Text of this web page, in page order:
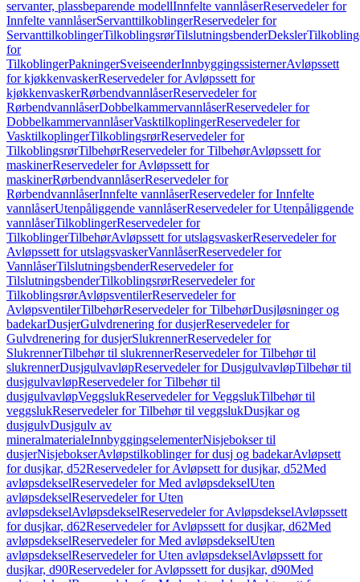
servanter, plassbeparende modellInnfelte vannlåserReservedeler for
Innfelte vannlåserServanttilkoblingerReservedeler for
ServanttilkoblingerTilkoblingsrørTilslutningsbenderDeksler
for
TilkoblingerPakningerSveiseenderInnbyggingssisternerAvløpssett
for kjøkkenvaskerReservedeler for Avløpssett for
kjøkkenvaskerRørbendvannlåserReservedeler for
RørbendvannlåserDobbelkammervannlåserReservedeler for
DobbelkammervannlåserVasktilkoplingerReservedeler for
VasktilkoplingerTilkoblingsrørReservedeler for
TilkoblingsrørTilbehørReservedeler for TilbehørAvløpssett for
maskinerReservedeler for Avløpssett for
maskinerRørbendvannlåserReservedeler for
RørbendvannlåserInnfelte vannlåserReservedeler for Innfelte
vannlåserUtenpåliggende vannlåserReservedeler for Utenpåliggende
vannlåserTilkoblingerReservedeler for
TilkoblingerTilbehørAvløpssett for utslagsvaskerReservedeler for
Avløpssett for utslagsvaskerVannlåserReservedeler for
VannlåserTilslutningsbenderReservedeler for
TilslutningsbenderTilkoblingsrørReservedeler for
TilkoblingsrørAvløpsventilerReservedeler for
AvløpsventilerTilbehørReservedeler for TilbehørDusjløsninger og
badekarDusjerGulvdrenering for dusjerReservedeler for
Gulvdrenering for dusjerSlukrennerReservedeler for
SlukrennerTilbehør til slukrennerReservedeler for Tilbehør til
slukrennerDusjgulvavløpReservedeler for DusjgulvavløpTilbehør til
dusjgulvavløpReservedeler for Tilbehør til
dusjgulvavløpVeggslukReservedeler for VeggslukTilbehør til
veggslukReservedeler for Tilbehør til veggslukDusjkar og
dusjgulvDusjgulv av
mineralmaterialeInnbyggingselementerNisjebokser til
dusjerNisjebokserAvløpstilkoblinger for dusj og badekarAvløpsett
for dusjkar, d52Reservedeler for Avløpsett for dusjkar, d52Med
avløpsdekselReservedeler for Med avløpsdekselUten
avløpsdekselReservedeler for Uten
avløpsdekselAvløpsdekselReservedeler for AvløpsdekselAvløpssett
for dusjkar, d62Reservedeler for Avløpssett for dusjkar, d62Med
avløpsdekselReservedeler for Med avløpsdekselUten
avløpsdekselReservedeler for Uten avløpsdekselAvløpssett for
dusjkar, d90Reservedeler for Avløpssett for dusjkar, d90Med